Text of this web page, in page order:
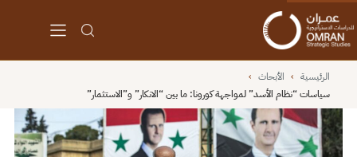
الرئيسية › الأبحاث ›
سياسات “نظام الأسد” لمواجهة كورونا: ما بين “الانكار” و”الاستثمار”